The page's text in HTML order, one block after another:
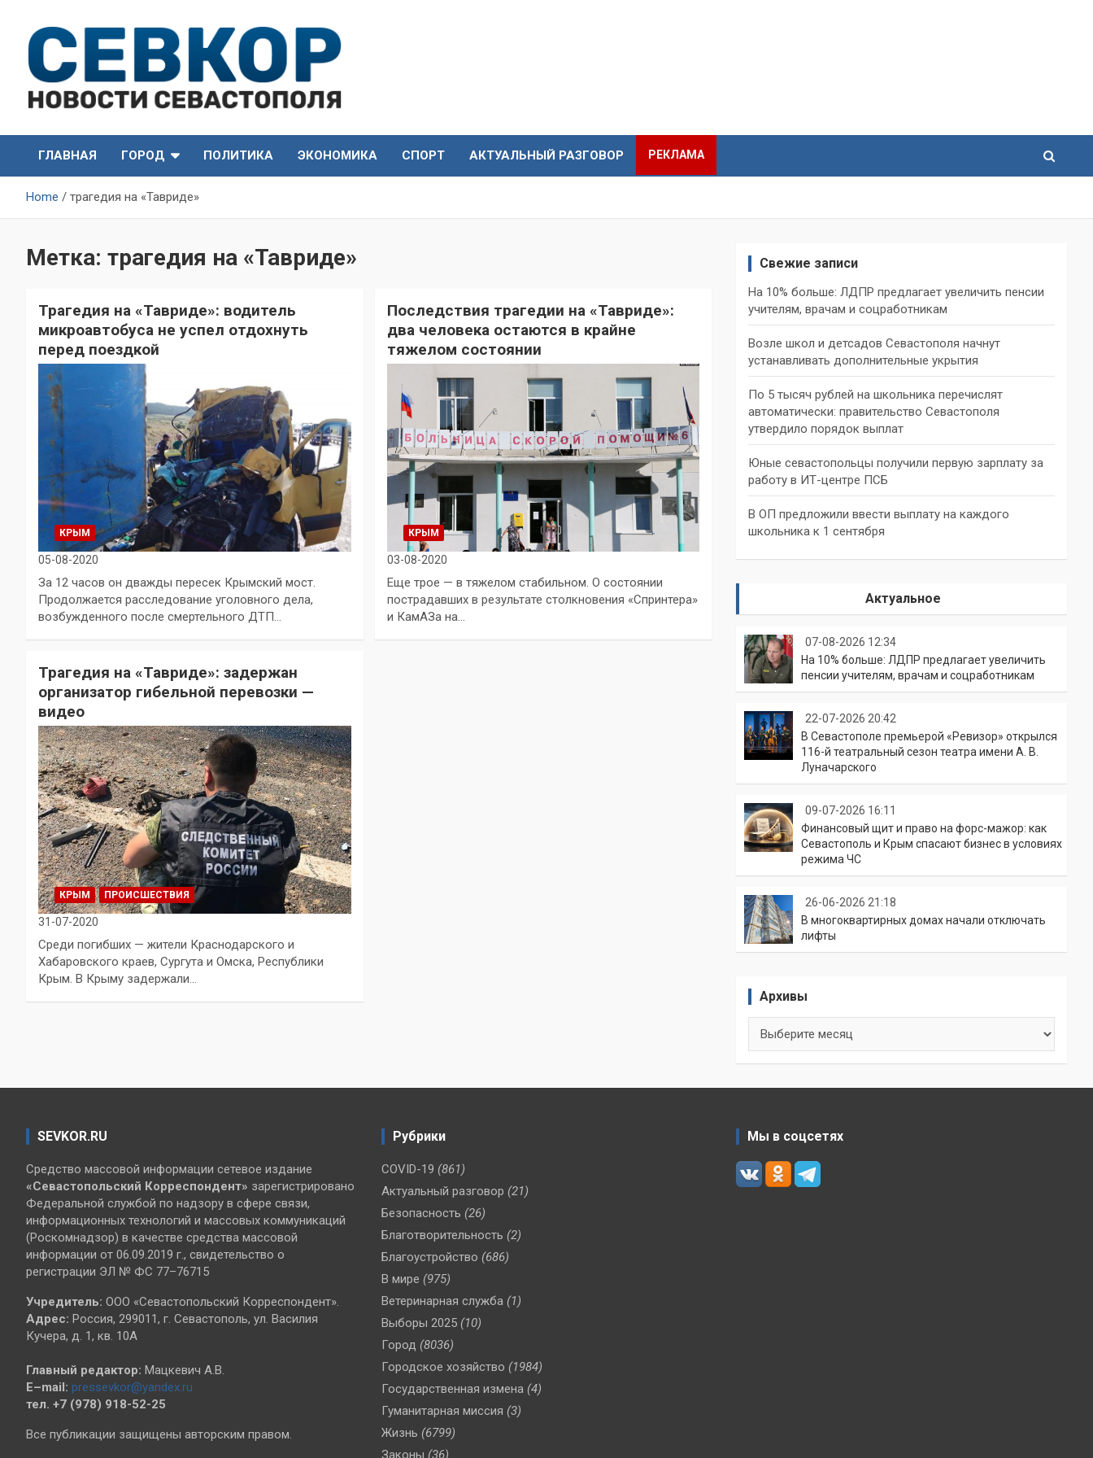
content
СевКор — Новости
Севастополя
Севастополя
ГЛАВНАЯ
ГОРОД ПОЛИТИКА ЭКОНОМИКА СПОРТ АКТУАЛЬНЫЙ РАЗГОВОР РЕКЛАМА
Home трагедия на «Тавриде»
Метка: трагедия на «Тавриде»
Трагедия на «Тавриде»: водитель
микроавтобуса не успел отдохнуть
перед поездкой
КРЫМ
05-08-2020
За 12 часов он дважды пересек Крымский мост.
Продолжается расследование уголовного дела,
возбужденного после смертельного ДТП…
Последствия трагедии на «Тавриде»:
два человека остаются в крайне
тяжелом состоянии
КРЫМ
03-08-2020
Еще трое — в тяжелом стабильном. О состоянии
пострадавших в результате столкновения «Спринтера»
и КамАЗа на…
Трагедия на «Тавриде»: задержан
организатор гибельной перевозки —
видео
КРЫМ ПРОИСШЕСТВИЯ
31-07-2020
Среди погибших — жители Краснодарского и
Хабаровского краев, Сургута и Омска, Республики
Крым. В Крыму задержали…
Свежие записи
На 10% больше: ЛДПР предлагает увеличить пенсии
учителям, врачам и соцработникам
Возле школ и детсадов Севастополя начнут
устанавливать дополнительные укрытия
По 5 тысяч рублей на школьника перечислят
автоматически: правительство Севастополя
утвердило порядок выплат
Юные севастопольцы получили первую зарплату за
работу в ИТ-центре ПСБ
В ОП предложили ввести выплату на каждого
школьника к 1 сентября
Актуальное
07-08-2026 12:34
На 10% больше: ЛДПР предлагает увеличить
пенсии учителям, врачам и соцработникам
22-07-2026 20:42
В Севастополе премьерой «Ревизор» открылся
116-й театральный сезон театра имени А. В.
Луначарского
09-07-2026 16:11
Финансовый щит и право на форс-мажор: как
Севастополь и Крым спасают бизнес в условиях
режима ЧС
26-06-2026 21:18
В многоквартирных домах начали отключать
лифты
Архивы
SEVKOR.RU
Средство массовой информации сетевое издание
«Севастопольский Корреспондент» зарегистрировано
Федеральной службой по надзору в сфере связи,
информационных технологий и массовых коммуникаций
(Роскомнадзор) в качестве средства массовой
информации от 06.09.2019 г., свидетельство о
регистрации ЭЛ № ФС 77–76715
Учредитель: ООО «Севастопольский Корреспондент».
Адрес: Россия, 299011, г. Севастополь, ул. Василия
Кучера, д. 1, кв. 10А
Главный редактор: Мацкевич А.В.
E–mail: pressevkor@yandex.ru
тел. +7 (978) 918-52-25
Все публикации защищены авторским правом.
Рубрики
COVID-19 (861)
Актуальный разговор (21)
Безопасность (26)
Благотворительность (2)
Благоустройство (686)
В мире (975)
Ветеринарная служба (1)
Выборы 2025 (10)
Город (8036)
Городское хозяйство (1984)
Государственная измена (4)
Гуманитарная миссия (3)
Жизнь (6799)
Законы (36)
Мы в соцсетях